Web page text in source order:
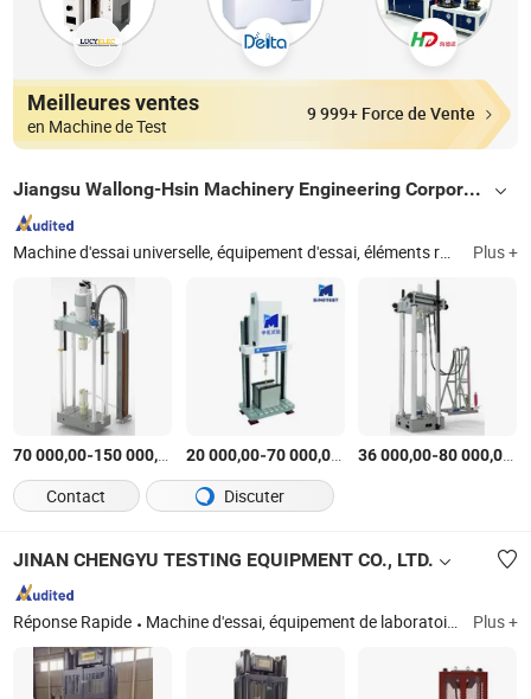
Meilleures ventes
en Machine de Test
9 999+ Force de Vente
Jiangsu Wallong-Hsin Machinery Engineering Corporation Ltd.
Machine d'essai universelle, équipement d'essai, éléments roulants, pièces de transmission, machine de récolte, machine de plantation, hub agricole, actionneur pneumatique, roulement, paires de vannes à selle Plus +
70 000,00-150 000,00 $US/Pièce
20 000,00-70 000,00 $US/Pièce
36 000,00-80 000,00
Contact
Discuter
JINAN CHENGYU TESTING EQUIPMENT CO., LTD.
Réponse Rapide Machine d'essai, équipement de laboratoire, équipement d'essai, machine d'essai de matériaux, machine d'essai de traction Plus +